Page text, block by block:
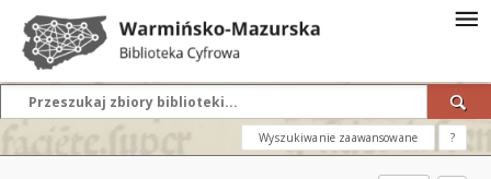
Wyszukiwanie zaawansowane ?